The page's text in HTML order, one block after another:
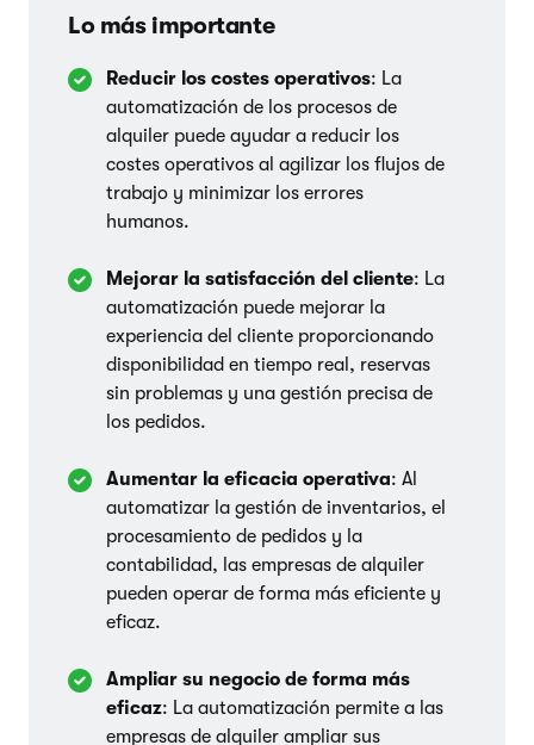
Lo más importante
Reducir los costes operativos: La
automatización de los procesos de
alquiler puede ayudar a reducir los
costes operativos al agilizar los flujos de
trabajo y minimizar los errores
humanos.
Mejorar la satisfacción del cliente: La
automatización puede mejorar la
experiencia del cliente proporcionando
disponibilidad en tiempo real, reservas
sin problemas y una gestión precisa de
los pedidos.
Aumentar la eficacia operativa: Al
automatizar la gestión de inventarios, el
procesamiento de pedidos y la
contabilidad, las empresas de alquiler
pueden operar de forma más eficiente y
eficaz.
Ampliar su negocio de forma más
eficaz: La automatización permite a las
empresas de alquiler ampliar sus